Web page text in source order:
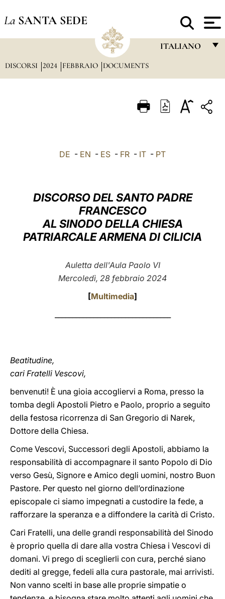
La SANTA SEDE
ITALIANO
ITALIANO
العربيّة
中文
LATINE
DISCORSI 2024 FEBBRAIO DOCUMENTS
DE - EN - ES - FR - IT - PT
DISCORSO DEL SANTO PADRE
FRANCESCO
AL SINODO DELLA CHIESA
PATRIARCALE ARMENA DI CILICIA
Auletta dell'Aula Paolo VI
Mercoledì, 28 febbraio 2024
[Multimedia]
Beatitudine,
cari Fratelli Vescovi,
benvenuti! È una gioia accogliervi a Roma, presso la
tomba degli Apostoli Pietro e Paolo, proprio a seguito
della festosa ricorrenza di San Gregorio di Narek,
Dottore della Chiesa.
Come Vescovi, Successori degli Apostoli, abbiamo la
responsabilità di accompagnare il santo Popolo di Dio
verso Gesù, Signore e Amico degli uomini, nostro Buon
Pastore. Per questo nel giorno dell’ordinazione
episcopale ci siamo impegnati a custodire la fede, a
rafforzare la speranza e a diffondere la carità di Cristo.
Cari Fratelli, una delle grandi responsabilità del Sinodo
è proprio quella di dare alla vostra Chiesa i Vescovi di
domani. Vi prego di sceglierli con cura, perché siano
dediti al gregge, fedeli alla cura pastorale, mai arrivisti.
Non vanno scelti in base alle proprie simpatie o